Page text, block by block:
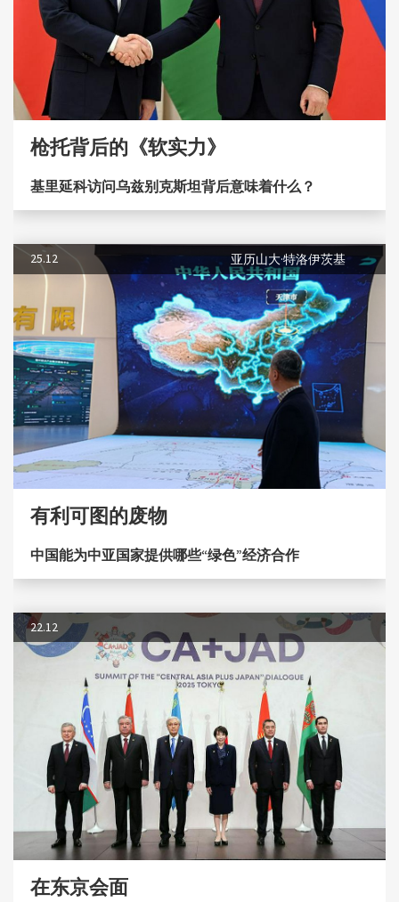
枪托背后的《软实力》
基里延科访问乌兹别克斯坦背后意味着什么？
25.12 亚历山大·特洛伊茨基
有利可图的废物
中国能为中亚国家提供哪些“绿色”经济合作
22.12
在东京会面